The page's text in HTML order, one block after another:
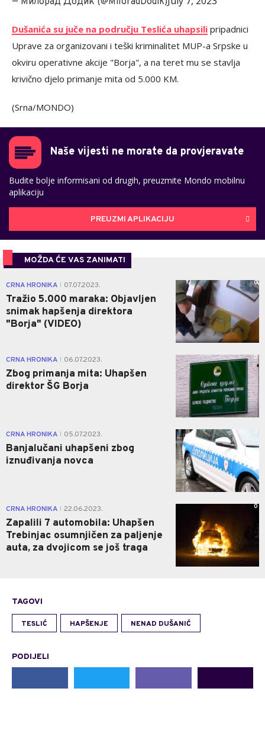
Dušanića su juče na području Teslića uhapsili pripadnici
Uprave za organizovani i teški kriminalitet MUP-a Srpske u
okviru operativne akcije "Borja", a na teret mu se stavlja
krivično djelo primanje mita od 5.000 KM.
(Srna/MONDO)
Naše vijesti ne morate da provjeravate
Budite bolje informisani od drugih, preuzmite Mondo mobilnu
aplikaciju
PREUZMI APLIKACIJU
MOŽDA ĆE VAS ZANIMATI
CRNA HRONIKA 07.07.2023.
Tražio 5.000 maraka: Objavljen
snimak hapšenja direktora
"Borja" (VIDEO)
0
CRNA HRONIKA 06.07.2023.
Zbog primanja mita: Uhapšen
direktor ŠG Borja
0
CRNA HRONIKA 05.07.2023.
Banjalučani uhapšeni zbog
iznuđivanja novca
0
CRNA HRONIKA 22.06.2023.
Zapalili 7 automobila: Uhapšen
Trebinjac osumnjičen za paljenje
auta, za dvojicom se još traga
0
TAGOVI
TESLIĆ HAPŠENJE NENAD DUŠANIĆ
PODIJELI